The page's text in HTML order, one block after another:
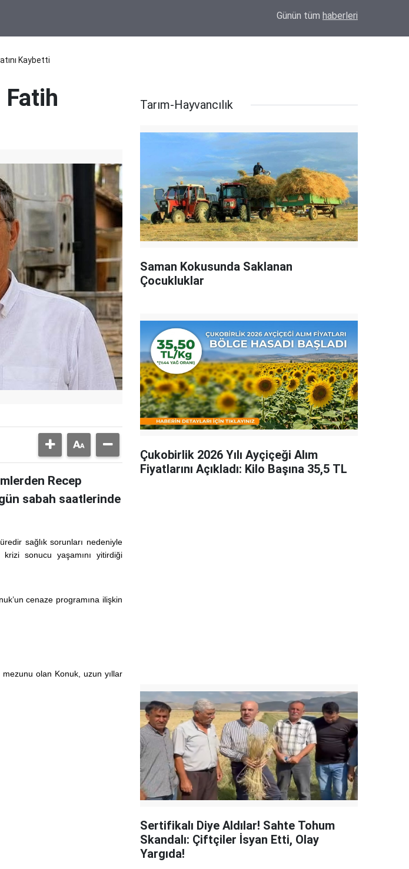
Eskil'de kesime götürülecek tosun sahibini
Günün tüm haberleri
Kaybetti
Fatih
Recep
sabah saatlerinde
sağlık sorunları nedeniyle
sonucu yaşamını yitirdiği
cenaze programına ilişkin
olan Konuk, uzun yıllar
Tarım-Hayvancılık
Saman Kokusunda Saklanan
Çocukluklar
Çukobirlik 2026 Yılı Ayçiçeği Alım
Fiyatlarını Açıkladı: Kilo Başına 35,5 TL
Sertifikalı Diye Aldılar! Sahte Tohum
Skandalı: Çiftçiler İsyan Etti, Olay
Yargıda!